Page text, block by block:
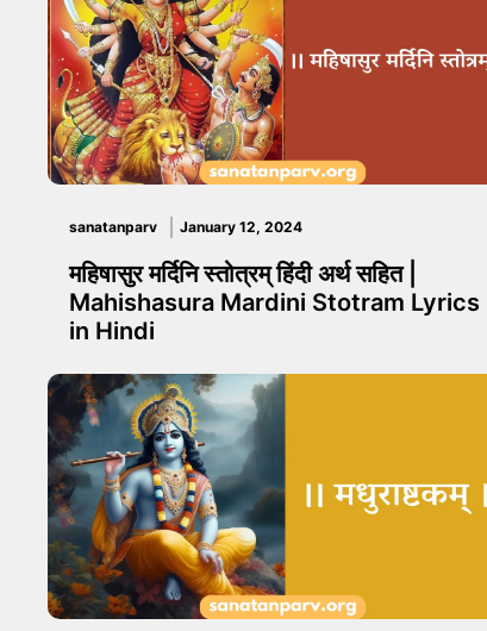
sanatanparv January 12, 2024
महिषासुर मर्दिनि स्तोत्रम् हिंदी अर्थ सहित |
Mahishasura Mardini Stotram Lyrics
in Hindi